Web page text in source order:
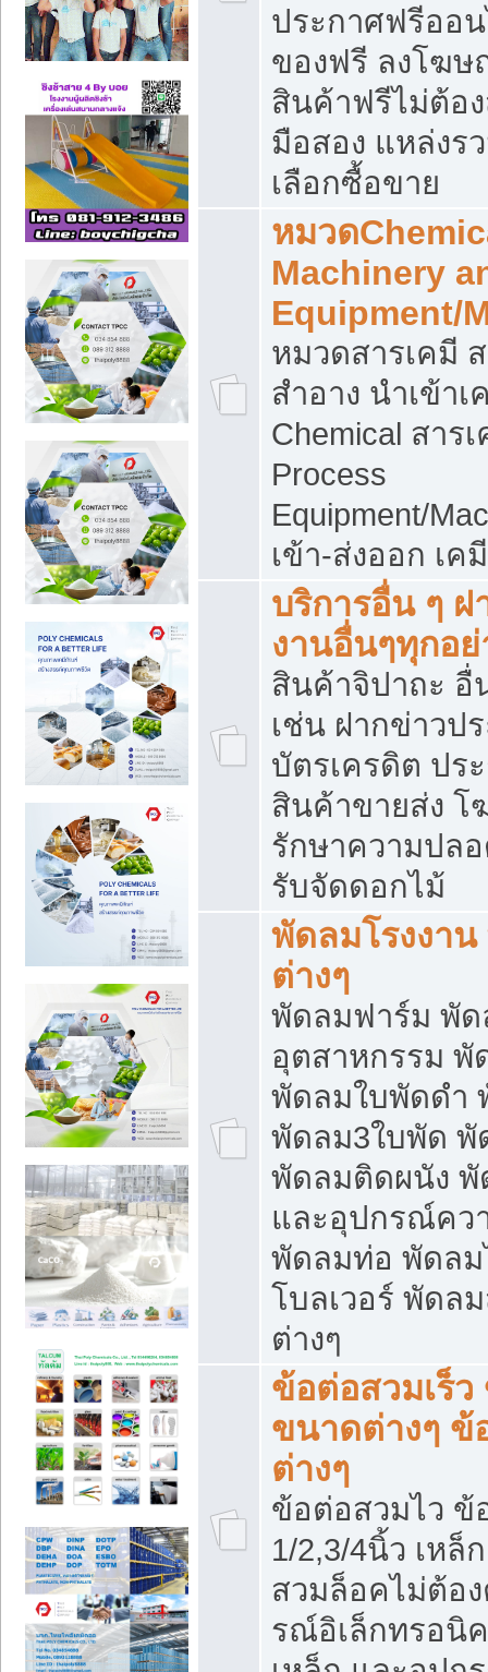
ประกาศฟรีออ
ของฟรี ลงโฆ
สินค้าฟรีไม่ต้อ
มือสอง แหล่งร
เลือกซื้อขาย
หมวด
Machinery
Equipment/
หมวดสารเคมี
สำอาง นำเข้
Chemical สาร
Process
Equipment/
เข้า-ส่งออก เ
บริการอื่น ๆ
งานอื่นๆทุกอ
สินค้าจิปาถะ อื่
เช่น ฝากข่าวป
บัตรเครดิต ปร
สินค้าขายส่ง
รักษาความปล
รับจัดดอกไม้
พัดลมโรงงา
ต่างๆ
พัดลมฟาร์ม พัด
อุตสาหกรรม
พัดลมใบพัดดำ
พัดลม3ใบพัด พั
พัดลมติดผนัง
และอุปกรณ์คว
พัดลมท่อ พัดลม
โบลเวอร์ พัดล
ต่างๆ
ข้อต่อสวมเร็
ขนาดต่างๆ ข้
ต่างๆ
ข้อต่อสวมไว ข้
1/2,3/4นิ้ว เหล็
สวมล็อคไม่ต้อ
รณ์อิเล็กทรอนิ